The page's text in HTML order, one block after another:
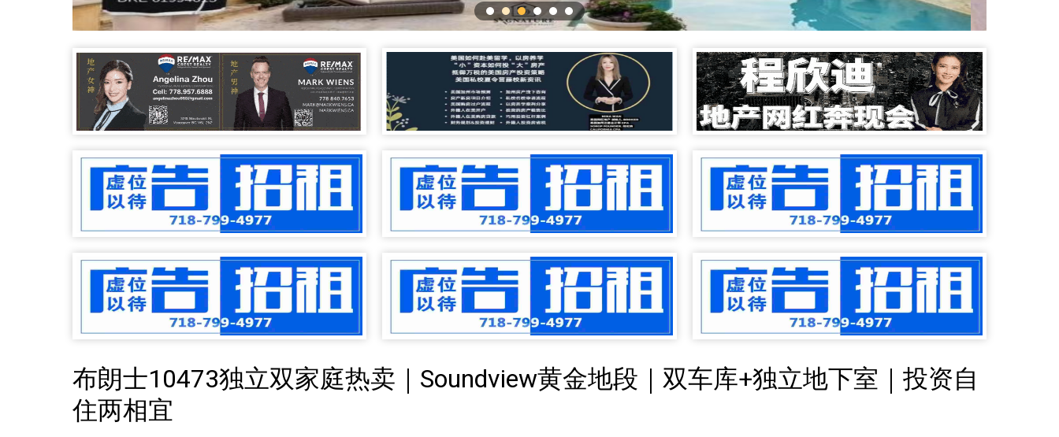
布朗士10473独立双家庭热卖｜Soundview黄金地段｜双车库+独立地下室｜投资自
住两相宜